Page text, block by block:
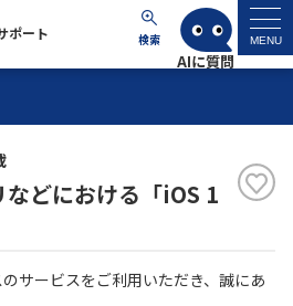
ポート 検索 MENU
どにおける「iOS 1
サービスをご利用いただき、誠にあ